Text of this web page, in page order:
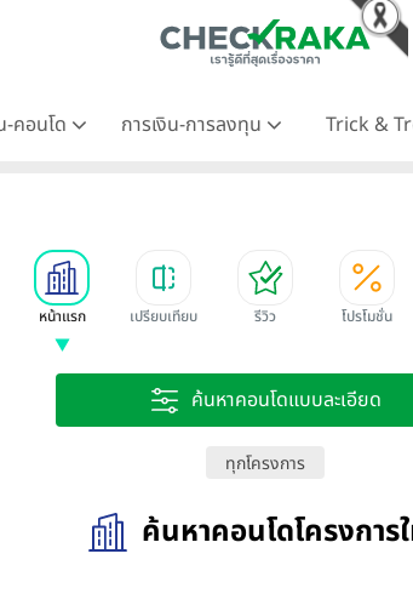
-คอนโด การเงิน-การลงทุน Trick &
หน้าแรก เปรียบเทียบ รีวิว โปรโมชั่น
ค้นหาคอนโดแบบละเอียด
ทุกโครงการ
ค้นหาคอนโดโครงการ